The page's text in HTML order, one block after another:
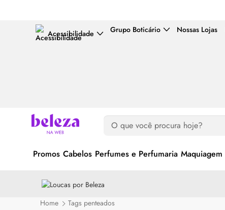
Acessibilidade Grupo Boticário Nossas Lojas
Promos Cabelos Perfumes e Perfumaria Maquiagem
Home
Tags penteados